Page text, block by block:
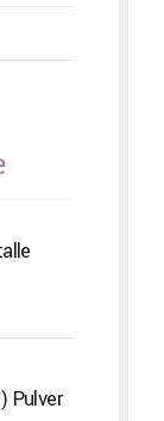
Pulver